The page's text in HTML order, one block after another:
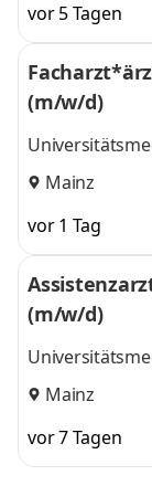
vor 5 Tagen
(m/w/d)
Gutenberg-
Mainz
vor 1 Tag
(m/w/d)
Gutenberg-
Mainz
vor 7 Tagen